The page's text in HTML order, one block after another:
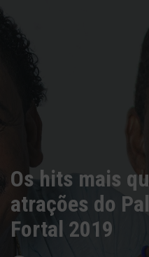
Os hits mais
atrações do
Fortal 2019